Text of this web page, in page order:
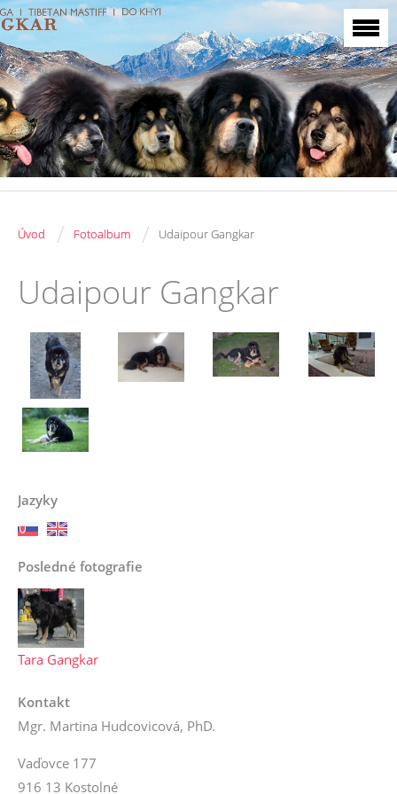
Úvod / Fotoalbum / Udaipour Gangkar
Udaipour Gangkar
Jazyky
Posledné fotografie
Tara Gangkar
Kontakt
Mgr. Martina Hudcovicová, PhD.
Vaďovce 177
916 13 Kostolné